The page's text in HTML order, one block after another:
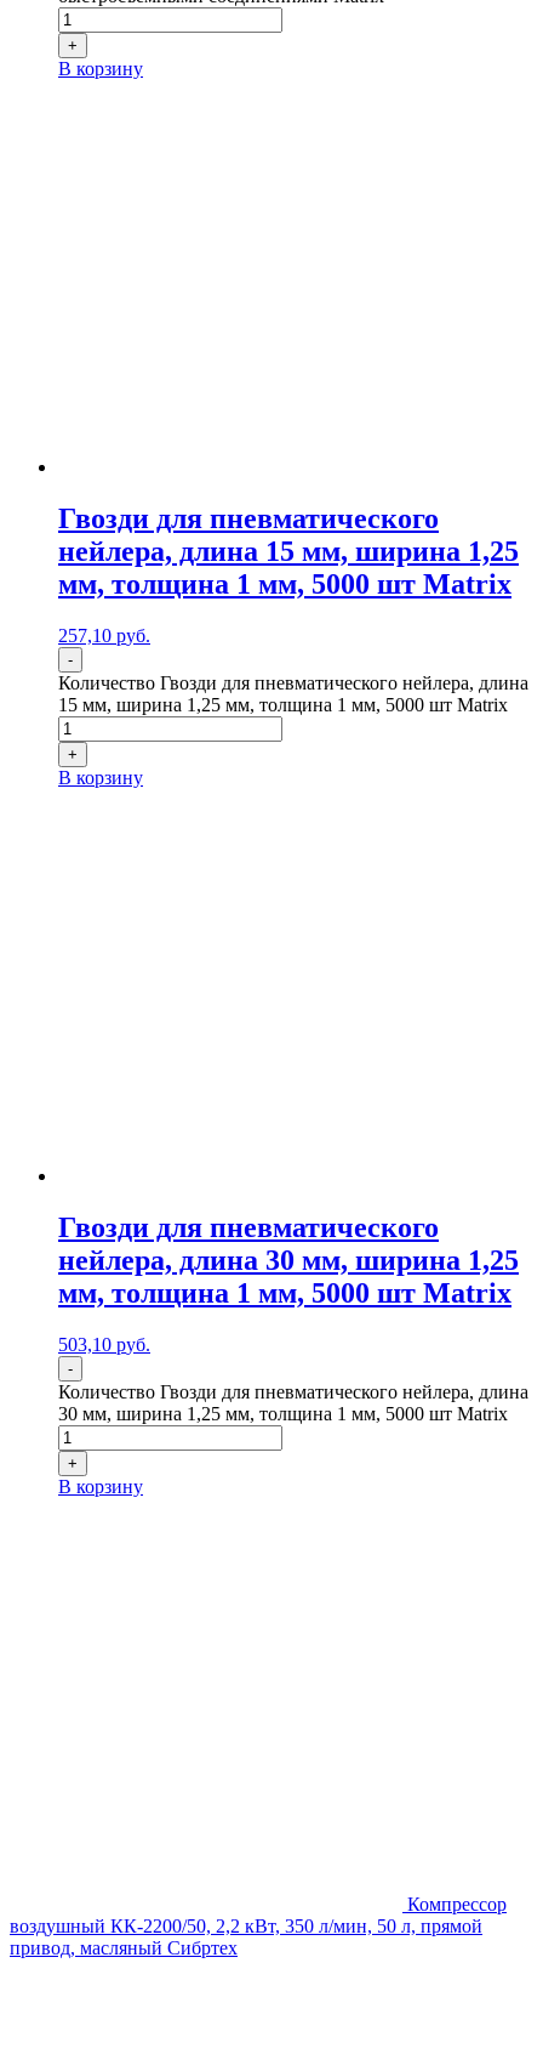
+
В корзину
Гвозди для пневматического
нейлера, длина 15 мм, ширина 1,25
мм, толщина 1 мм, 5000 шт Matrix
257,10 руб.
-
Количество Гвозди для пневматического нейлера, длина
15 мм, ширина 1,25 мм, толщина 1 мм, 5000 шт Matrix
+
В корзину
Гвозди для пневматического
нейлера, длина 30 мм, ширина 1,25
мм, толщина 1 мм, 5000 шт Matrix
503,10 руб.
-
Количество Гвозди для пневматического нейлера, длина
30 мм, ширина 1,25 мм, толщина 1 мм, 5000 шт Matrix
+
В корзину
Компрессор
воздушный КК-2200/50, 2,2 кВт, 350 л/мин, 50 л, прямой
привод, масляный Сибртех